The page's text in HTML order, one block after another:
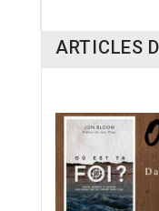
ARTICLES